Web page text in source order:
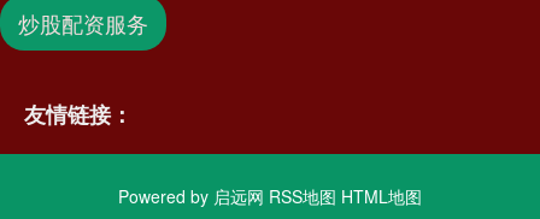
炒股配资服务
友情链接：
Powered by 启远网 RSS地图 HTML地图